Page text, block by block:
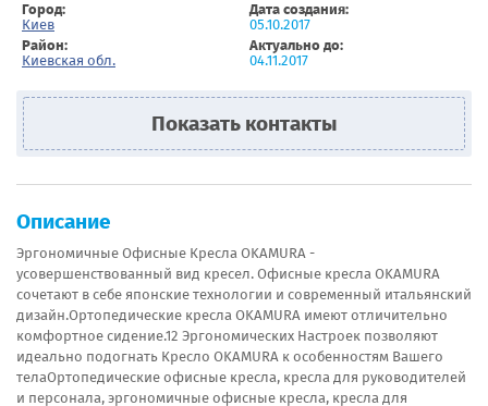
Город:
Киев
Дата создания:
05.10.2017
Район:
Киевская обл.
Актуально до:
04.11.2017
Показать контакты
Описание
Эргономичные Офисные Кресла OKAMURA -
усовершенствованный вид кресел. Офисные кресла OKAMURA
сочетают в себе японские технологии и современный итальянский
дизайн.Ортопедические кресла OKAMURA имеют отличительно
комфортное сидение.12 Эргономических Настроек позволяют
идеально подогнать Кресло OKAMURA к особенностям Вашего
телаОртопедические офисные кресла, кресла для руководителей
и персонала, эргономичные офисные кресла, кресла для